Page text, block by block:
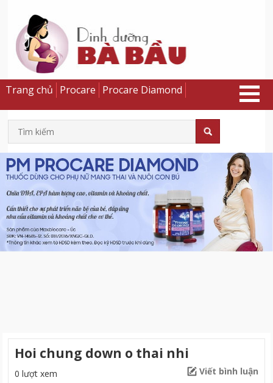
Hoi chung down o thai nhi
0 lượt xem
Viết bình luận
Trang chủ Procare Procare Diamond